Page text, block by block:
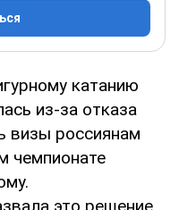
катанию
из-за отказа
визы россиянам
чемпионате
это решение